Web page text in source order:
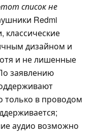
список не
Redmi
классические
дизайном и
и не лишенные
заявлению
только в проводом
аудио возможно